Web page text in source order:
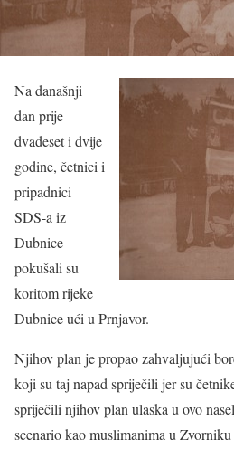
Na današnji
dan prije
dvadeset i dvije
godine, četnici i
pripadnici
SDS-a iz
Dubnice
pokušali su
koritom rijeke
Dubnice ući u Prnjavor.
Njihov plan je propao zahvaljujući
koji su taj napad spriječili jer su
spriječili njihov plan ulaska u ovo
scenario kao muslimanima u